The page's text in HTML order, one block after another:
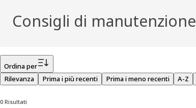
Consigli di manutenzione
Ordina per
Rilevanza
Prima i più recenti Prima i meno recenti A-Z
0 Risultati